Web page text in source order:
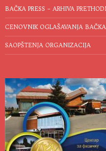
BAČKA PRESS – ARHIVA
CENOVNIK OGLAŠAVANJA
SAOPŠTENJA ORGANIZACIJA